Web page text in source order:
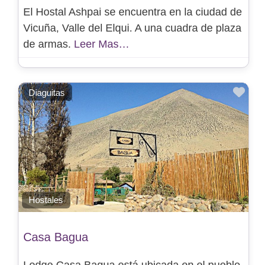
El Hostal Ashpai se encuentra en la ciudad de
Vicuña, Valle del Elqui. A una cuadra de plaza
de armas. Leer Mas…
Diaguitas
Hostales
Casa Bagua